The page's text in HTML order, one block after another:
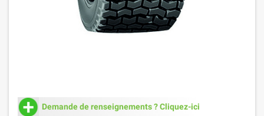
Demande de renseignements ? Cliquez-ici